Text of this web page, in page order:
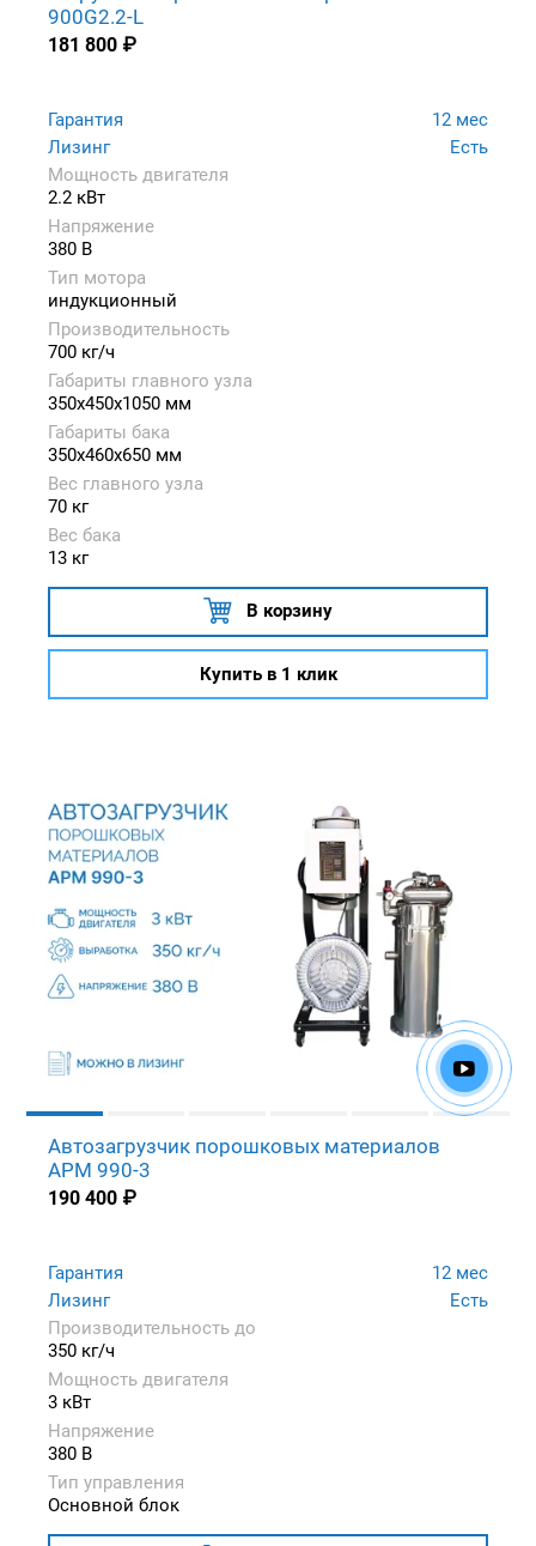
900G2.2-L
181 800 ₽
Гарантия
12 мес
Лизинг
Есть
Мощность двигателя
2.2 кВт
Напряжение
380 В
Тип мотора
индукционный
Производительность
700 кг/ч
Габариты главного узла
350x450x1050 мм
Габариты бака
350x460x650 мм
Вес главного узла
70 кг
Вес бака
13 кг
В корзину
Купить в 1 клик
Автозагрузчик порошковых материалов
APM 990-3
190 400 ₽
Гарантия
12 мес
Лизинг
Есть
Производительность до
350 кг/ч
Мощность двигателя
3 кВт
Напряжение
380 В
Тип управления
Основной блок